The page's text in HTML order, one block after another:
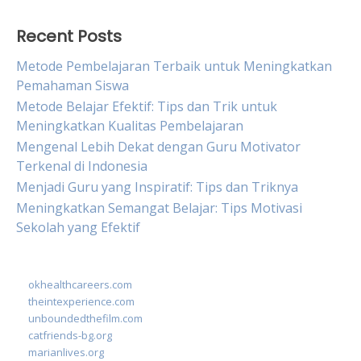
Recent Posts
Metode Pembelajaran Terbaik untuk Meningkatkan
Pemahaman Siswa
Metode Belajar Efektif: Tips dan Trik untuk
Meningkatkan Kualitas Pembelajaran
Mengenal Lebih Dekat dengan Guru Motivator
Terkenal di Indonesia
Menjadi Guru yang Inspiratif: Tips dan Triknya
Meningkatkan Semangat Belajar: Tips Motivasi
Sekolah yang Efektif
okhealthcareers.com
theintexperience.com
unboundedthefilm.com
catfriends-bg.org
marianlives.org